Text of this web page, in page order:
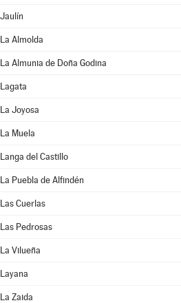
Jaulín
La Almolda
La Almunia de Doña Godina
Lagata
La Joyosa
La Muela
Langa del Castillo
La Puebla de Alfindén
Las Cuerlas
Las Pedrosas
La Vilueña
Layana
La Zaida